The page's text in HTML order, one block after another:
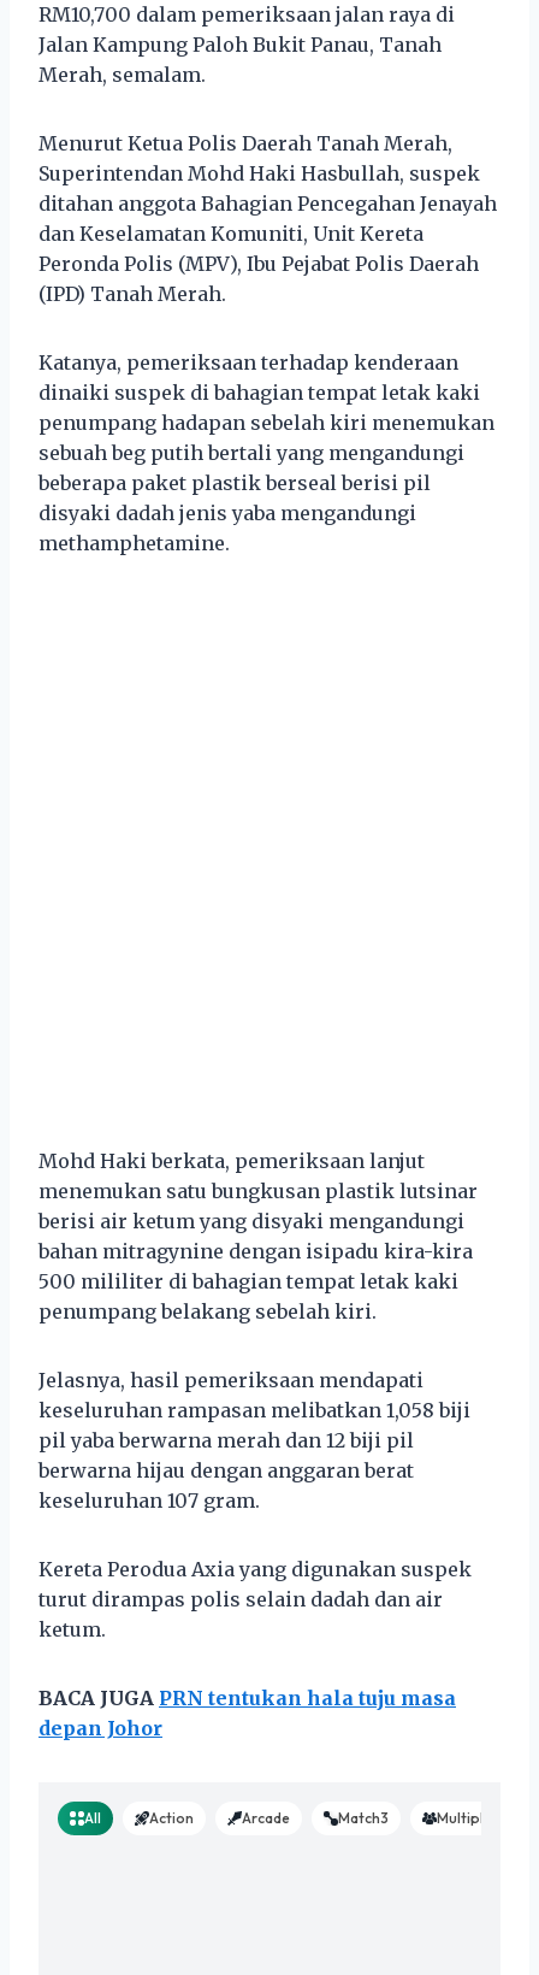
RM10,700 dalam pemeriksaan jalan raya di
Jalan Kampung Paloh Bukit Panau, Tanah
Merah, semalam.
Menurut Ketua Polis Daerah Tanah Merah,
Superintendan Mohd Haki Hasbullah, suspek
ditahan anggota Bahagian Pencegahan Jenayah
dan Keselamatan Komuniti, Unit Kereta
Peronda Polis (MPV), Ibu Pejabat Polis Daerah
(IPD) Tanah Merah.
Katanya, pemeriksaan terhadap kenderaan
dinaiki suspek di bahagian tempat letak kaki
penumpang hadapan sebelah kiri menemukan
sebuah beg putih bertali yang mengandungi
beberapa paket plastik berseal berisi pil
disyaki dadah jenis yaba mengandungi
methamphetamine.
Mohd Haki berkata, pemeriksaan lanjut
menemukan satu bungkusan plastik lutsinar
berisi air ketum yang disyaki mengandungi
bahan mitragynine dengan isipadu kira-kira
500 mililiter di bahagian tempat letak kaki
penumpang belakang sebelah kiri.
Jelasnya, hasil pemeriksaan mendapati
keseluruhan rampasan melibatkan 1,058 biji
pil yaba berwarna merah dan 12 biji pil
berwarna hijau dengan anggaran berat
keseluruhan 107 gram.
Kereta Perodua Axia yang digunakan suspek
turut dirampas polis selain dadah dan air
ketum.
BACA JUGA PRN tentukan hala tuju masa
depan Johor